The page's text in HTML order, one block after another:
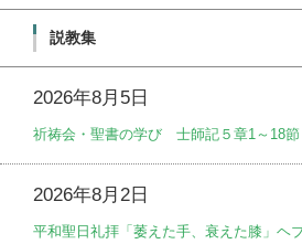
説教集
2026年8月5日
祈祷会・聖書の学び 士師記５章1～18節
2026年8月2日
平和聖日礼拝「萎えた手、衰えた膝」ヘ